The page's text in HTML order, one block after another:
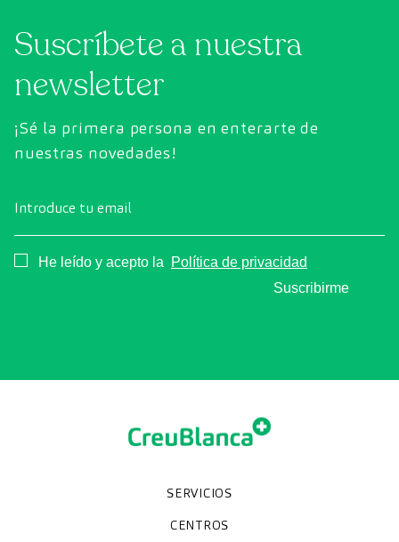
exhaustiva el estado de los órganos vitales, el
sistema vascular y el cerebro antes de que
aparezcan los primeros síntomas.
Suscríbete a nuestra
newsletter
¡Sé la primera persona en enterarte de
nuestras novedades!
Introduce tu email
Consentimiento
He leído y acepto la
Política de privacidad
Suscribirme
SERVICIOS
Especialidades
Diagnóstico por la imagen
Chequeos y revisiones médicas
Unidades especializadas
CENTROS